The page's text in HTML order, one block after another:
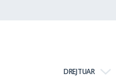
DREJTUAR